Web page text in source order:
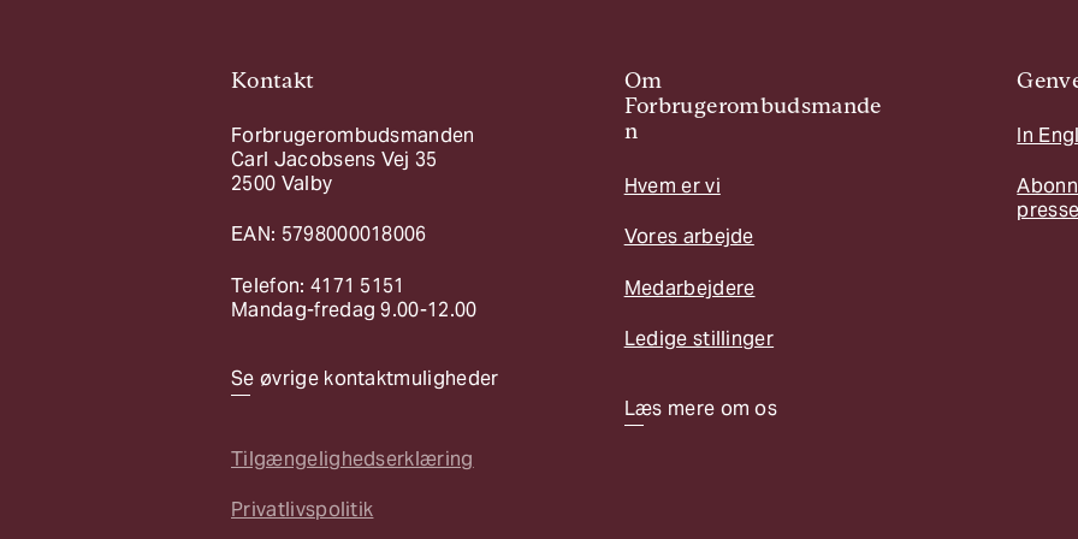
Kontakt
Forbrugerombudsmanden
Carl Jacobsens Vej 35
2500 Valby
EAN: 5798000018006
Telefon: 4171 5151
Mandag-fredag 9.00-12.00
Se øvrige kontaktmuligheder
Tilgængelighedserklæring
Privatlivspolitik
Om
Forbrugerombudsmande
n
Hvem er vi
Vores arbejde
Medarbejdere
Ledige stillinger
Læs mere om os
In